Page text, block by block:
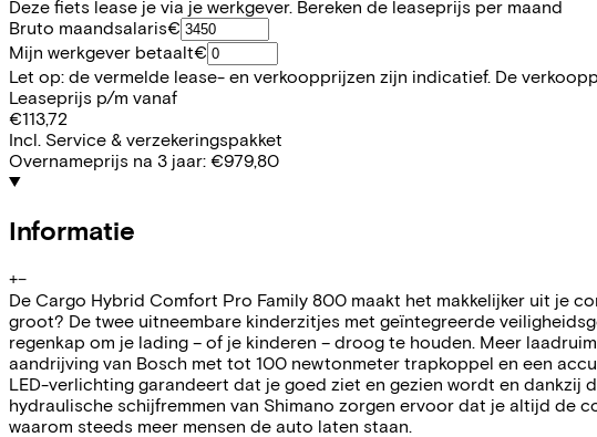
Deze fiets lease je via je werkgever. Bereken de leaseprijs per maand
Bruto maandsalaris€
Mijn werkgever betaalt€
Let op: de vermelde lease- en verkoopprijzen zijn indicatief. De
Leaseprijs p/m vanaf
€113,72
Incl. Service & verzekeringspakket
Overnameprijs na 3 jaar: €979,80
Informatie
+−
De Cargo Hybrid Comfort Pro Family 800 maakt het makkelijker uit je
groot? De twee uitneembare kinderzitjes met geïntegreerde
regenkap om je lading – of je kinderen – droog te houden. Meer
aandrijving van Bosch met tot 100 newtonmeter trapkoppel en een
LED-verlichting garandeert dat je goed ziet en gezien wordt en
hydraulische schijfremmen van Shimano zorgen ervoor dat je altijd de
waarom steeds meer mensen de auto laten staan.